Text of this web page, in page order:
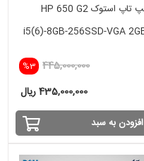
لپ تاپ استوک HP 650 G2
i5(6)-8GB-256SSD-VGA
%3 445,000,000
435,000,000 ریال
افزودن به سبد